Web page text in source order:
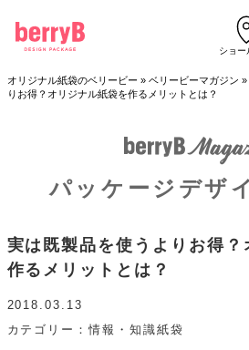
ショー
オリジナル紙袋のベリービー » ベリービーマガジン »
りお得？オリジナル紙袋を作るメリットとは？
パッケージデザ
実は既製品を使うよりお得？
作るメリットとは？
2018.03.13
カテゴリー
情報・知識紙袋